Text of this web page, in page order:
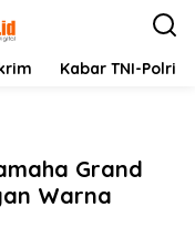
Kabar TNI-Polri
Grand
Warna